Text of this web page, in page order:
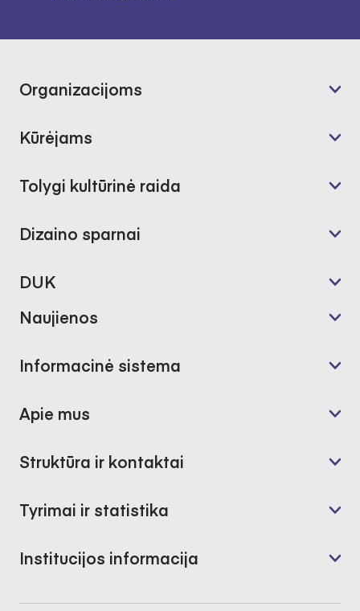
Organizacijoms
Kūrėjams
Tolygi kultūrinė raida
Dizaino sparnai
DUK
Naujienos
Informacinė sistema
Apie mus
Struktūra ir kontaktai
Tyrimai ir statistika
Institucijos informacija